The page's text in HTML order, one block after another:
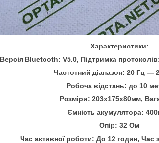
Характеристики:
Версія Bluetooth: V5.0, Підтримка протоколів:
Частотний діапазон: 20 Гц ―
Робоча відстань: до 10
Розміри: 203х175х80мм,
Ємність акумулятора:
Опір: 32 Ом
Час активної роботи: До 12 годин, Час